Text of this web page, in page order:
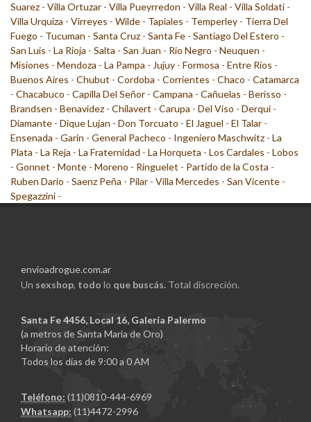
Suarez - Villa Ortuzar - Villa Pueyrredon - Villa Real - Villa Soldati -
Villa Urquiza - Virreyes - Wilde - Tapiales - Temperley - Tierra Del
Fuego - Tucuman - Santa Cruz - Santa Fe - Santiago Del Estero -
San Luis - La Rioja - Salta - San Juan - Rio Negro - Neuquen -
Misiones - Mendoza - La Pampa - Jujuy - Formosa - Entre Rios -
Buenos Aires - Chubut - Cordoba - Corrientes - Chaco - Catamarca
- Chacabuco - Capilla Del Señor - Campana - Cañuelas - Berisso -
Brandsen - Benavidez - Chilavert - Carupa - Del Viso - Derqui -
Diamante - Dique Lujan - Don Torcuato - El Jaguel - El Talar -
Ensenada - Garin - General Pacheco - Ingeniero Maschwitz - La
Plata - La Reja - La Fraternidad - La Horqueta - Los Cardales - Lobos
- Gonnet - Monte - Moreno - Ringuelet - Partido de la Costa -
Ruben Dario - Saenz Peña - Pilar - Villa Mercedes - San Vicente -
Spegazzini -
envioadrogue.com.ar
Un sexshop, todo lo que buscás. Total discreción.
Santa Fe 4456, Local 16, Galería Palermo
(a metros de Santa Maria de Oro)
Horario de atención:
Todos los días de 9:00 a 0 AM
Teléfono: (11)0810-444-6969
Whatsapp: (11)4472-2996